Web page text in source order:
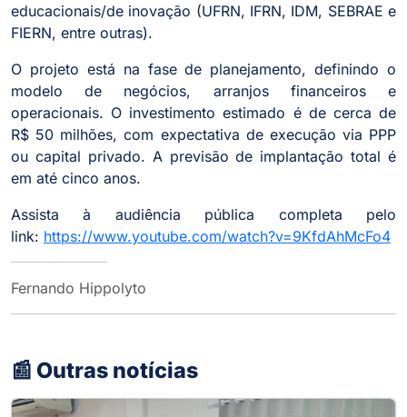
educacionais/de inovação (UFRN, IFRN, IDM, SEBRAE e
FIERN, entre outras).
O projeto está na fase de planejamento, definindo o
modelo de negócios, arranjos financeiros e
operacionais. O investimento estimado é de cerca de
R$ 50 milhões, com expectativa de execução via PPP
ou capital privado. A previsão de implantação total é
em até cinco anos.
Assista à audiência pública completa pelo
link: https://www.youtube.com/watch?v=9KfdAhMcFo4
Fernando Hippolyto
📰 Outras notícias